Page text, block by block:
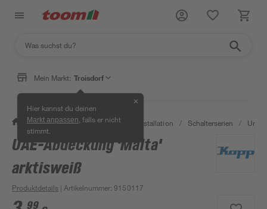
Mein Markt: Troisdorf
Hier kannst du deinen
Markt anpassen , falls er nicht
stimmt.
✕
/ Bauen & Renovieren / Elektroinstallation / Schalterserien /
UAE-Abdeckung 'Malta'
arktisweiß
Produktdetails | Artikelnummer:9150117
99